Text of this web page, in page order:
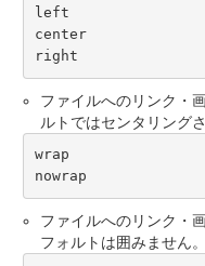
left
center
right
ファイルへのリンク・
ルトではセンタリング
wrap
nowrap
ファイルへのリンク・
フォルトは囲みません。